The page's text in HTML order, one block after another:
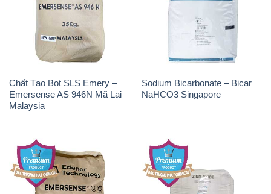
Chất Tạo Bọt SLS Emery –
Emersense AS 946N Mã Lai
Malaysia
Sodium Bicarbonate – Bicar
NaHCO3 Singapore